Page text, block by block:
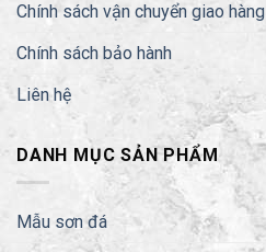
Chính sách vận chuyển giao hàng
Chính sách bảo hành
Liên hệ
DANH MỤC SẢN PHẨM
Mẫu sơn đá